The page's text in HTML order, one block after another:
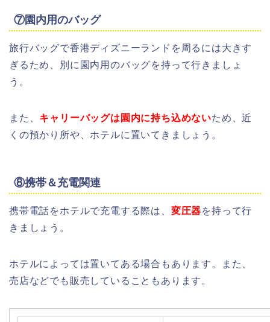
⑦園内用のバッグ
旅行バッグで香港ディズニーランドを周るには大きす
ぎるため、別に園内用のバッグを持って行きましょ
う。
また、 キャリーバッグは園内に持ち込めないため、近
くの預かり所や、ホテルに置いてきましょう。
⑧携帯＆充電関連
携帯電話をホテルで充電する際は、 変圧器を持って行
きましょう。
ホテルによっては置いてある場合もあります。また、
売店などでも販売していることもあります。